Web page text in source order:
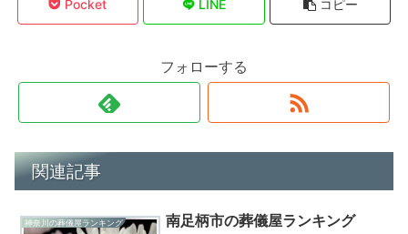
Pocket LINE コピー
フォローする
関連記事
神奈川の葬儀屋ランキング 南足柄市の葬儀屋ランキング